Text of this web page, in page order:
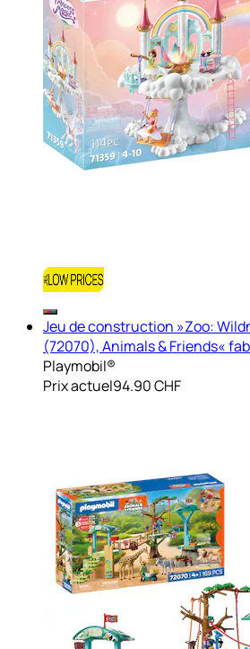
Jeu de construction »Zoo:
(72070), Animals & Friends«
Playmobil®
Prix actuel94.90 CHF